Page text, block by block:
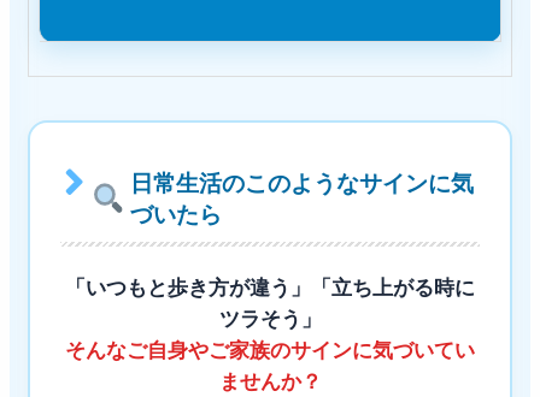
日常生活のこのようなサインに気
づいたら
「いつもと歩き方が違う」「立ち上がる時に
ツラそう」
そんなご自身やご家族のサインに気づいてい
ませんか？